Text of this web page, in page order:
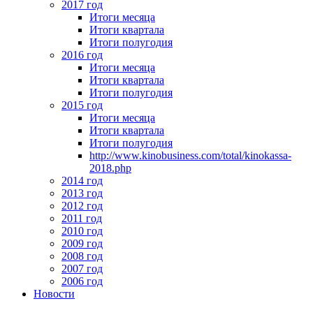
2017 год
Итоги месяца
Итоги квартала
Итоги полугодия
2016 год
Итоги месяца
Итоги квартала
Итоги полугодия
2015 год
Итоги месяца
Итоги квартала
Итоги полугодия
http://www.kinobusiness.com/total/kinokassa-
2018.php
2014 год
2013 год
2012 год
2011 год
2010 год
2009 год
2008 год
2007 год
2006 год
Новости